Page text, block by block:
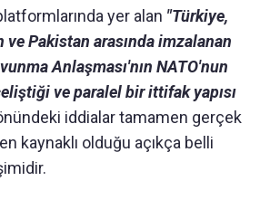
yer alan "Türkiye,
Pakistan arasında imzalanan
Anlaşması'nın NATO'nun
ve paralel bir ittifak yapısı
iddialar tamamen gerçek
kaynaklı olduğu açıkça belli